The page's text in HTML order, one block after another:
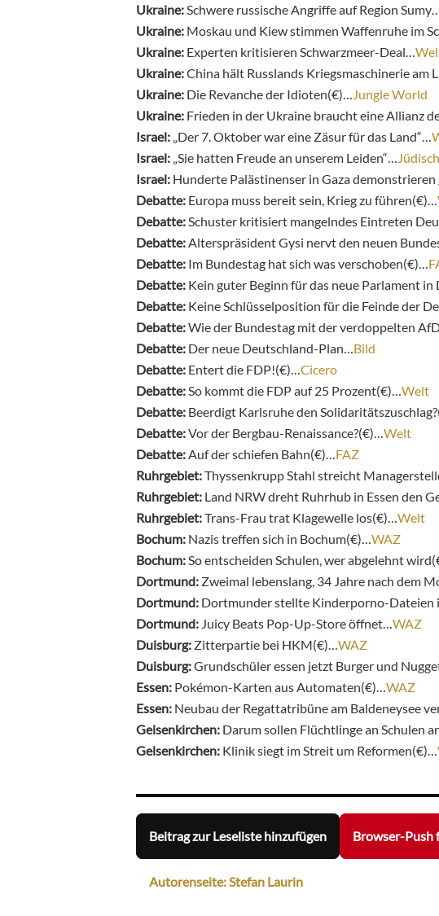
Ukraine: Schwere russische Angriffe auf Region Sumy…
Ukraine: Moskau und Kiew stimmen Waffenruhe im
Ukraine: Experten kritisieren Schwarzmeer-Deal…
Ukraine:China hält Russlands Kriegsmaschinerie am
Ukraine: Die Revanche der Idioten(€)…
Jungle World
Ukraine: Frieden in der Ukraine braucht eine Allianz
Israel: „Der 7. Oktober war eine Zäsur für das Land“…
Israel: „Sie hatten Freude an unserem Leiden“…
Israel: Hunderte Palästinenser in Gaza demonstrieren
Debatte: Europa muss bereit sein, Krieg zu führen(€)…
Debatte: Schuster kritisiert mangelndes Eintreten
Debatte: Alterspräsident Gysi nervt den neuen
Debatte: Im Bundestag hat sich was verschoben(€)…
Debatte: Kein guter Beginn für das neue Parlament in
Debatte: Keine Schlüsselposition für die Feinde der
Debatte:Wie der Bundestag mit der verdoppelten
Debatte: Der neue Deutschland-Plan… Bild
Debatte: Entert die FDP!(€)… Cicero
Debatte: So kommt die FDP auf 25 Prozent(€)… Welt
Debatte: Beerdigt Karlsruhe den
Debatte:Vor der Bergbau-Renaissance?(€)… Welt
Debatte: Auf der schiefen Bahn(€)… FAZ
Ruhrgebiet:Thyssenkrupp Stahl streicht
Ruhrgebiet: Land NRW dreht Ruhrhub in Essen den
Ruhrgebiet:Trans-Frau trat Klagewelle los(€)… Welt
Bochum: Nazis treffen sich in Bochum(€)… WAZ
Bochum: So entscheiden Schulen, wer abgelehnt
Dortmund: Zweimal lebenslang, 34 Jahre nach dem
Dortmund: Dortmunder stellte Kinderporno-Dateien
Dortmund: Juicy Beats Pop-Up-Store öffnet… WAZ
Duisburg: Zitterpartie bei HKM(€)… WAZ
Duisburg:Grundschüler essen jetzt Burger und
Essen: Pokémon-Karten aus Automaten(€)… WAZ
Essen: Neubau der Regattatribüne am Baldeneysee
Gelsenkirchen: Darum sollen Flüchtlinge an Schulen
Gelsenkirchen: Klinik siegt im Streit um Reformen(€)…
Beitrag zur Leseliste hinzufügen Browser-Push
Autorenseite: Stefan Laurin